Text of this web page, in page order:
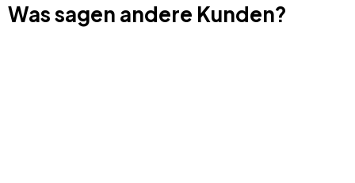
Was sagen andere Kunden?